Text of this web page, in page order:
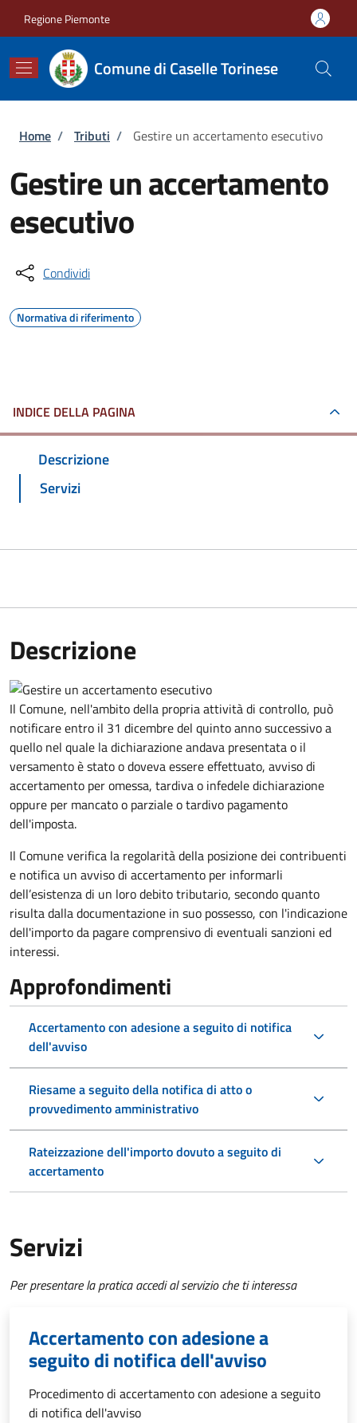
Regione Piemonte
Comune di Caselle Torinese
Briciole di pane
Home / Tributi / Gestire un accertamento esecutivo
Gestire un accertamento
esecutivo
Condividi
Normativa di riferimento
INDICE DELLA PAGINA
Descrizione
Servizi
Descrizione
Il Comune, nell'ambito della propria attività di controllo, può
notificare entro il 31 dicembre del quinto annosuccessivo a
quello nel quale la dichiarazione andava presentata o il
versamento è stato o doveva essere effettuato, avviso di
accertamento per omessa, tardiva o infedele dichiarazione
oppure per mancato o parziale o tardivo pagamento
dell'imposta.
Il Comune verifica la regolarità della posizione dei contribuenti
e notifica un avviso di accertamento per informarli
dell’esistenza di un loro debito tributario, secondo quanto
risulta dalla documentazione in suo possesso, con l'indicazione
dell'importo da pagare comprensivo di eventuali sanzioni ed
interessi.
Approfondimenti
Accertamento con adesione a seguito di notifica
dell'avviso
Riesame a seguito della notifica di atto o
provvedimento amministrativo
Rateizzazione dell'importo dovuto a seguito di
accertamento
Servizi
Per presentare la pratica accedi al servizio che ti interessa
Accertamento con adesione a
seguito di notifica dell'avviso
Procedimento di accertamento con adesione a seguito
di notifica dell'avviso